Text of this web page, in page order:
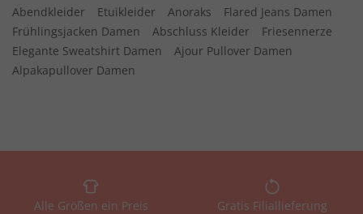
Abendkleider Etuikleider Anoraks
Flared Jeans Damen
Frühlingsjacken Damen
Abschluss Kleider
Friesennerze
Elegante Sweatshirt Damen
Ajour Pullover Damen
Alpakapullover Damen
Alle Größen ein Preis Gratis Filiallieferung